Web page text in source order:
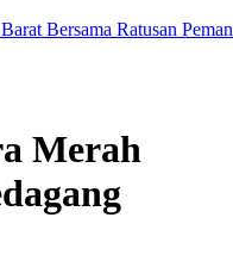
Ratusan
Merah